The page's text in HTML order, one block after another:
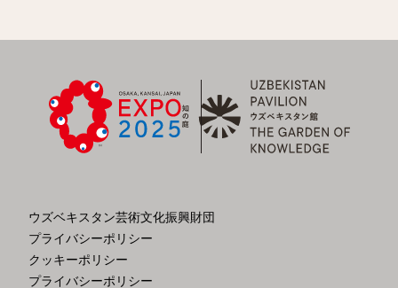
ウズベキスタン芸術文化振興財団
プライバシーポリシー
クッキーポリシー
プライバシーポリシー